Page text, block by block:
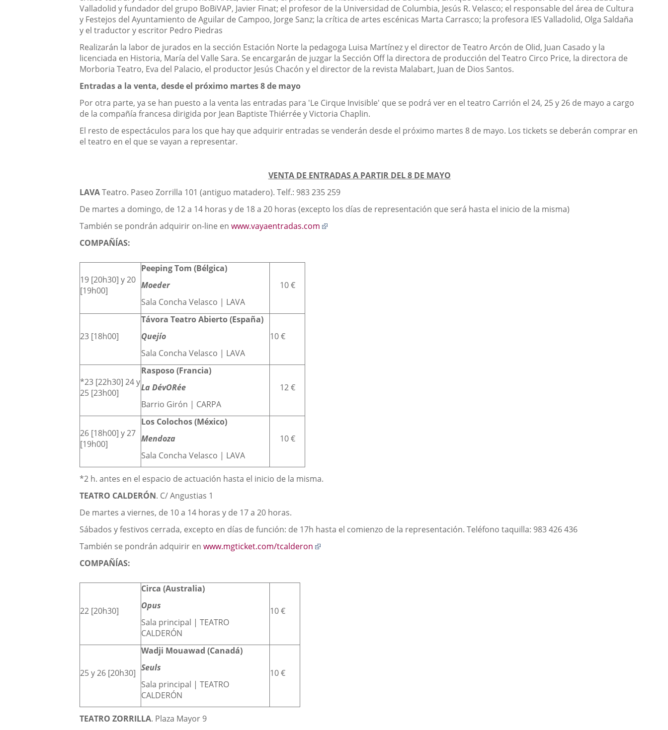
Valladolid y fundador del grupo BoBiVAP, Javier Finat; el profesor de la Universidad de Columbia, Jesús R. Velasco; el responsable del área de Cultura
y Festejos del Ayuntamiento de Aguilar de Campoo, Jorge Sanz; la crítica de artes escénicas Marta Carrasco; la profesora IES Valladolid, Olga Saldaña
y el traductor y escritor Pedro Piedras
Realizarán la labor de jurados en la sección Estación Norte la pedagoga Luisa Martínez y el director de Teatro Arcón de Olid, Juan Casado y la
licenciada en Historia, María del Valle Sara. Se encargarán de juzgar la Sección Off la directora de producción del Teatro Circo Price, la directora de
Morboria Teatro, Eva del Palacio, el productor Jesús Chacón y el director de la revista Malabart, Juan de Dios Santos.
Entradas a la venta, desde el próximo martes 8 de mayo
Por otra parte, ya se han puesto a la venta las entradas para 'Le Cirque Invisible' que se podrá ver en el teatro Carrión el 24, 25 y 26 de mayo a cargo
de la compañía francesa dirigida por Jean Baptiste Thiérrée y Victoria Chaplin.
El resto de espectáculos para los que hay que adquirir entradas se venderán desde el próximo martes 8 de mayo. Los tickets se deberán comprar en
el teatro en el que se vayan a representar.
VENTA DE ENTRADAS A PARTIR DEL 8 DE MAYO
LAVATeatro. Paseo Zorrilla 101 (antiguo matadero). Telf.: 983 235 259
De martes a domingo, de 12 a 14 horas y de 18 a 20 horas (excepto los días de representación que será hasta el inicio de la misma)
También se pondrán adquirir on-line enwww.vayaentradas.com
COMPAÑÍAS:
19 [20h30] y 20
[19h00]
Peeping Tom (Bélgica)
Moeder
Sala Concha Velasco | LAVA
10 €
23 [18h00]
Távora Teatro Abierto (España)
Quejío
Sala Concha Velasco | LAVA
10 €
*23 [22h30] 24 y
25 [23h00]
Rasposo (Francia)
La DévORée
Barrio Girón | CARPA
12 €
26 [18h00] y 27
[19h00]
Los Colochos (México)
Mendoza
Sala Concha Velasco | LAVA
10 €
*2 h. antes en el espacio de actuación hasta el inicio de la misma.
TEATRO CALDERÓN. C/ Angustias 1
De martes a viernes, de 10 a 14 horas y de 17 a 20 horas.
Sábados y festivos cerrada, excepto en días de función: de 17h hasta el comienzo de la representación. Teléfono taquilla: 983 426 436
También se pondrán adquirir enwww.mgticket.com/tcalderon
COMPAÑÍAS:
22 [20h30]
Circa (Australia)
Opus
Sala principal | TEATRO
CALDERÓN
10 €
25 y 26 [20h30]
Wadji Mouawad (Canadá)
Seuls
Sala principal | TEATRO
CALDERÓN
10 €
TEATRO ZORRILLA. Plaza Mayor 9